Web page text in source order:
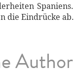
die Eindrücke ab.
Author